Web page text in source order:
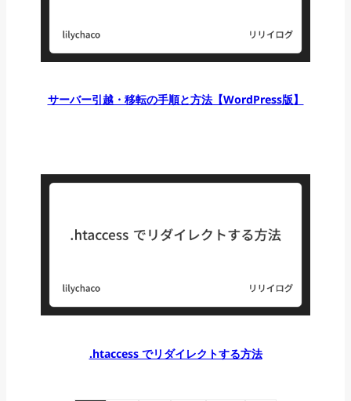
サーバー引越・移転の手順と方法【WordPress版】
.htaccess でリダイレクトする方法